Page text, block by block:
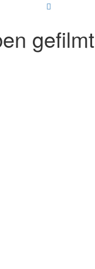
gefilmt